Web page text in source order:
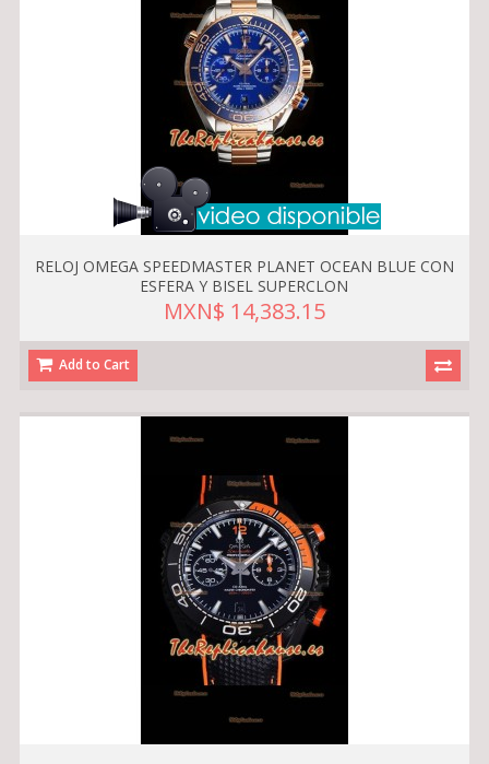
RELOJ OMEGA SPEEDMASTER PLANET OCEAN BLUE CON
ESFERA Y BISEL SUPERCLON
MXN$ 14,383.15
Add to Cart